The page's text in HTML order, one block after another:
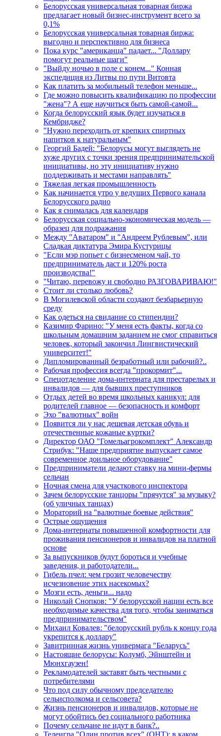
Белорусская универсальная товарная биржа
предлагает новый бизнес-инструмент всего за
0,1%
Белорусская универсальная товарная биржа:
выгодно и перспективно для бизнеса
Пока курс "американца" падает... "Доллару
помогут реальные шаги"
"Выйду ночью в поле с конем..." Конная
экспедиция из Литвы по пути Витовта
Как платить за мобильный телефон меньше...
Где можно повысить квалификацию по профессии
"жена"? А еще научиться быть самой-самой...
Когда белорусский язык будет изучаться в
Кембридже?
"Нужно переходить от крепких спиртных
напитков к натуральным"
Георгий Бадей: "Белорусы могут выглядеть не
хуже других с точки зрения предпринимательской
инициативы, но эту инициативу нужно
поддерживать и местами направлять"
Тяжелая легкая промышленность
Как начинается утро у ведущих Первого канала
Белорусского радио
Как я снималась для календаря
Белорусская социально-экономическая модель —
образец для подражания
Между "Аватаром" и "Андреем Рублевым", или
Сладкая диктатура Эмира Кустурицы
"Если мэр попьет с бизнесменом чай, то
предприниматель даст и 120% роста
производства!"
"Читаю, перевожу и свободно РАЗГОВАРИВАЮ!"
Стоит ли столько любовь?
В Могилевской области создают безбарьерную
среду
Как одеться на свидание со стипендии?
Казимир Фарино: "У меня есть факты, когда со
школьным домашним заданием не смог справиться
человек, который закончил Лингвистический
университет!"
Дипломированный безработный или рабочий?..
Рабочая профессия всегда "прокормит"...
Спецотделение дома-интерната для престарелых и
инвалидов — для бывших преступников
Отдых детей во время школьных каникул: для
родителей главное — безопасность и комфорт
Эхо "валютных" войн
Появится ли у нас дешевая детская обувь и
отечественные кожаные куртки?
Директор ОАО "Гомельагрокомплект" Александр
Стрибук: "Наше предприятие выпускает самое
современное доильное оборудование"
Предприниматели делают ставку на мини-фермы
сельчан
Ночная смена для участкового инспектора
Зачем белорусские танцоры "прячутся" за музыку?
(об уличных танцах)
Мораторий на "валютные боевые действия"
Острые ощущения
Дома-интернаты повышенной комфортности для
проживания пенсионеров и инвалидов на платной
основе
За выпускников будут бороться и учебные
заведения, и работодатели...
Гибель пчел: чем грозит человечеству
исчезновение этих насекомых?
Мозги есть, деньги... надо
Николай Снопков: "У белорусской нации есть все
необходимые качества для того, чтобы заниматься
предпринимательством"
Михаил Ковалев: "белорусский рубль к концу года
укрепится к доллару"
Завитринная жизнь универмага "Беларусь"
Настоящие белорусы: Колумб, Эйнштейн и
Мюнхгаузен!
Рекламодателей заставят быть честными с
потребителями
Что под силу обычному председателю
сельисполкома и сельсовета?
Жизнь пенсионеров и инвалидов, которые не
могут обойтись без социального работника
Почему сельчане не идут в банк?..